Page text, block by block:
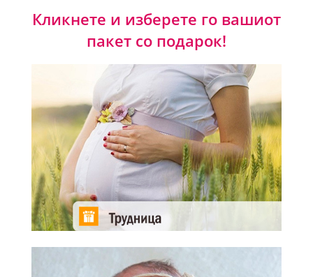
Кликнете и изберете го вашиот
пакет со подарок!